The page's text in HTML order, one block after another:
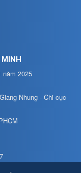
năm 2025
Nhung - Chi cục